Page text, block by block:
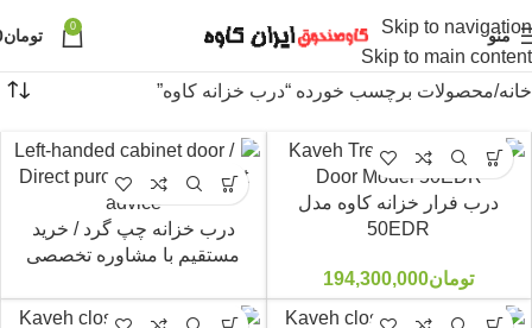
Skip to navigation
Skip to main content
منو 0 تومان
خانه محصولات برچسب خورده “درب خزانه کاوه”
درب فرار خزانه کاوه مدل
50EDR
تومان194,300,000
درب خزانه چپ گرد / خرید
مستقیم با مشاوره تخصصی